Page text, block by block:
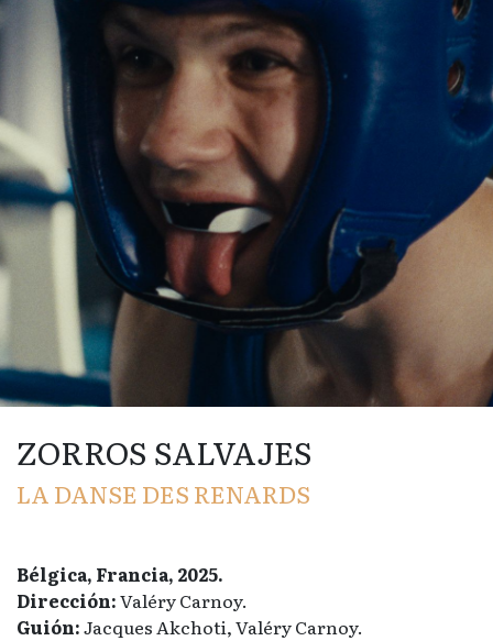
ZORROS SALVAJES
LA DANSE DES RENARDS
Bélgica, Francia, 2025.
Dirección:Valéry Carnoy.
Guión:Jacques Akchoti, Valéry Carnoy.